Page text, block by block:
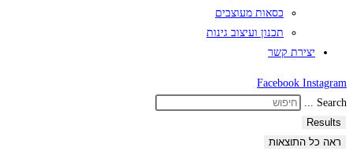
כסאות מעוצבים
תכנון ועיצוב גינות
יצירת קשר
Facebook Instagram
Search ...
Results
ראה כל התוצאות